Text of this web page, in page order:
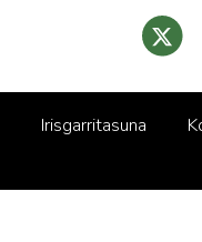
Irisgarritasuna